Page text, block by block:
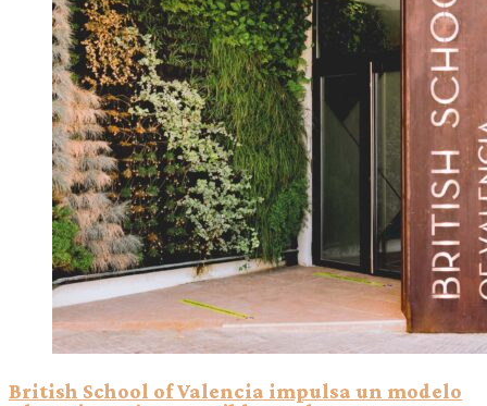
British School of Valencia impulsa un modelo